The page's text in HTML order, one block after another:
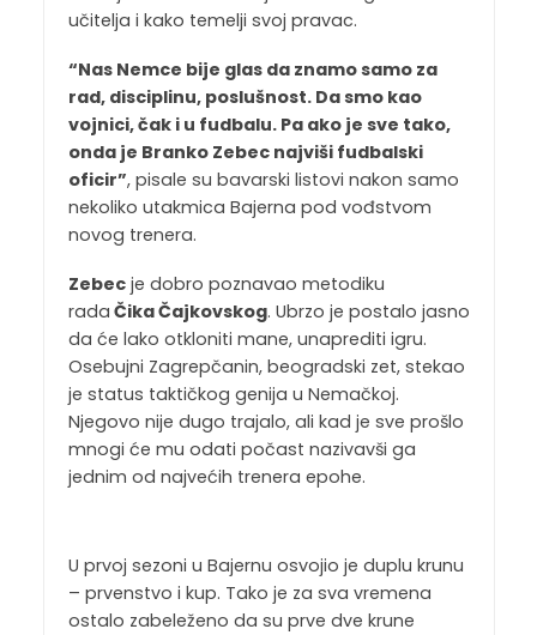
učitelja i kako temelji svoj pravac.
“Nas Nemce bije glas da znamo samo za
rad, disciplinu, poslušnost. Da smo kao
vojnici, čak i u fudbalu. Pa ako je sve tako,
onda je Branko Zebec najviši fudbalski
oficir”, pisale su bavarski listovi nakon samo
nekoliko utakmica Bajerna pod vođstvom
novog trenera.
Zebecje dobro poznavao metodiku
rada Čika Čajkovskog. Ubrzo je postalo jasno
da će lako otkloniti mane, unaprediti igru.
Osebujni Zagrepčanin, beogradski zet, stekao
je status taktičkog genija u Nemačkoj.
Njegovo nije dugo trajalo, ali kad je sve prošlo
mnogi će mu odati počast nazivavši ga
jednim od najvećih trenera epohe.
U prvoj sezoni u Bajernu osvojio je duplu krunu
– prvenstvo i kup. Tako je za sva vremena
ostalo zabeleženo da su prve dve krune